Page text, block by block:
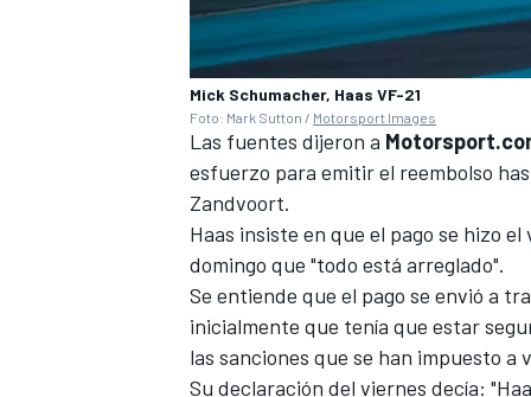
Mick Schumacher, Haas VF-21
Foto: Mark Sutton / Motorsport Images
Las fuentes dijeron a
esfuerzo para emitir el reembolso
Zandvoort.
Haas insiste en que el pago se hizo
domingo que "todo está arreglado".
Se entiende que el pago se envió a
inicialmente que tenía que estar
las sanciones que se han impuesto a
Su declaración del viernes decía: